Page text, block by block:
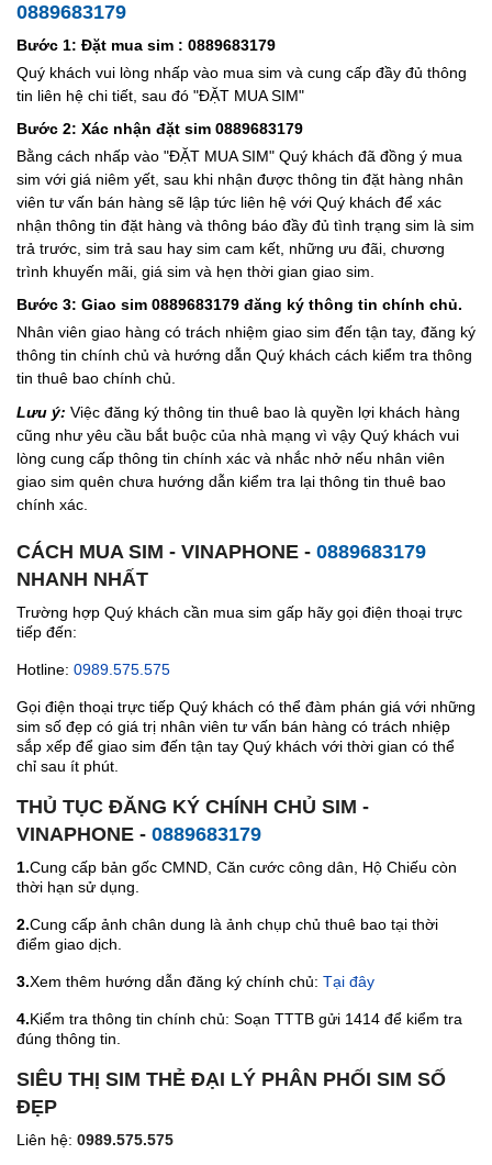
0889683179
Bước 1: Đặt mua sim : 0889683179
Quý khách vui lòng nhấp vào mua sim và cung cấp đầy đủ thông
tin liên hệ chi tiết, sau đó "ĐẶT MUA SIM"
Bước 2: Xác nhận đặt sim 0889683179
Bằng cách nhấp vào "ĐẶT MUA SIM" Quý khách đã đồng ý mua
sim với giá niêm yết, sau khi nhận được thông tin đặt hàng nhân
viên tư vấn bán hàng sẽ lập tức liên hệ với Quý khách để xác
nhận thông tin đặt hàng và thông báo đầy đủ tình trạng sim là sim
trả trước, sim trả sau hay sim cam kết, những ưu đãi, chương
trình khuyến mãi, giá sim và hẹn thời gian giao sim.
Bước 3: Giao sim 0889683179 đăng ký thông tin chính chủ.
Nhân viên giao hàng có trách nhiệm giao sim đến tận tay, đăng ký
thông tin chính chủ và hướng dẫn Quý khách cách kiểm tra thông
tin thuê bao chính chủ.
Lưu ý: Việc đăng ký thông tin thuê bao là quyền lợi khách hàng
cũng như yêu cầu bắt buộc của nhà mạng vì vậy Quý khách vui
lòng cung cấp thông tin chính xác và nhắc nhở nếu nhân viên
giao sim quên chưa hướng dẫn kiểm tra lại thông tin thuê bao
chính xác.
CÁCH MUA SIM - VINAPHONE - 0889683179
NHANH NHẤT
Trường hợp Quý khách cần mua sim gấp hãy gọi điện thoại trực
tiếp đến:
Hotline: 0989.575.575
Gọi điện thoại trực tiếp Quý khách có thể đàm phán giá với những
sim số đẹp có giá trị nhân viên tư vấn bán hàng có trách nhiệp
sắp xếp để giao sim đến tận tay Quý khách với thời gian có thể
chỉ sau ít phút.
THỦ TỤC ĐĂNG KÝ CHÍNH CHỦ SIM -
VINAPHONE - 0889683179
1.Cung cấp bản gốc CMND, Căn cước công dân, Hộ Chiếu còn
thời hạn sử dụng.
2.Cung cấp ảnh chân dung là ảnh chụp chủ thuê bao tại thời
điểm giao dịch.
3.Xem thêm hướng dẫn đăng ký chính chủ: Tại đây
4.Kiểm tra thông tin chính chủ: Soạn TTTB gửi 1414 để kiểm tra
đúng thông tin.
SIÊU THỊ SIM THẺ ĐẠI LÝ PHÂN PHỐI SIM SỐ
ĐẸP
Liên hệ: 0989.575.575